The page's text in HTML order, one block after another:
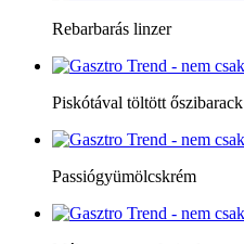
Rebarbarás linzer
Piskótával töltött őszibarack
Passiógyümölcskrém